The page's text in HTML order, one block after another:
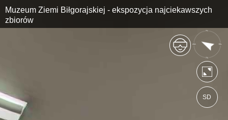
Muzeum Ziemi Biłgorajskiej - ekspozycja najciekawszych
zbiorów
SD